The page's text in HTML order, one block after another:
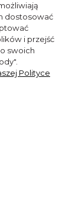
dostosować
i przejść
swoich
Polityce